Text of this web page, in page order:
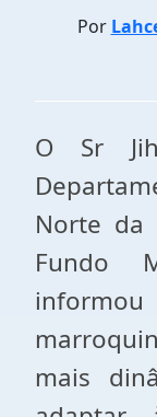
Por
O Sr
Norte da
Fundo
mais